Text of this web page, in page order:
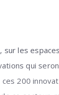
les
qui
200